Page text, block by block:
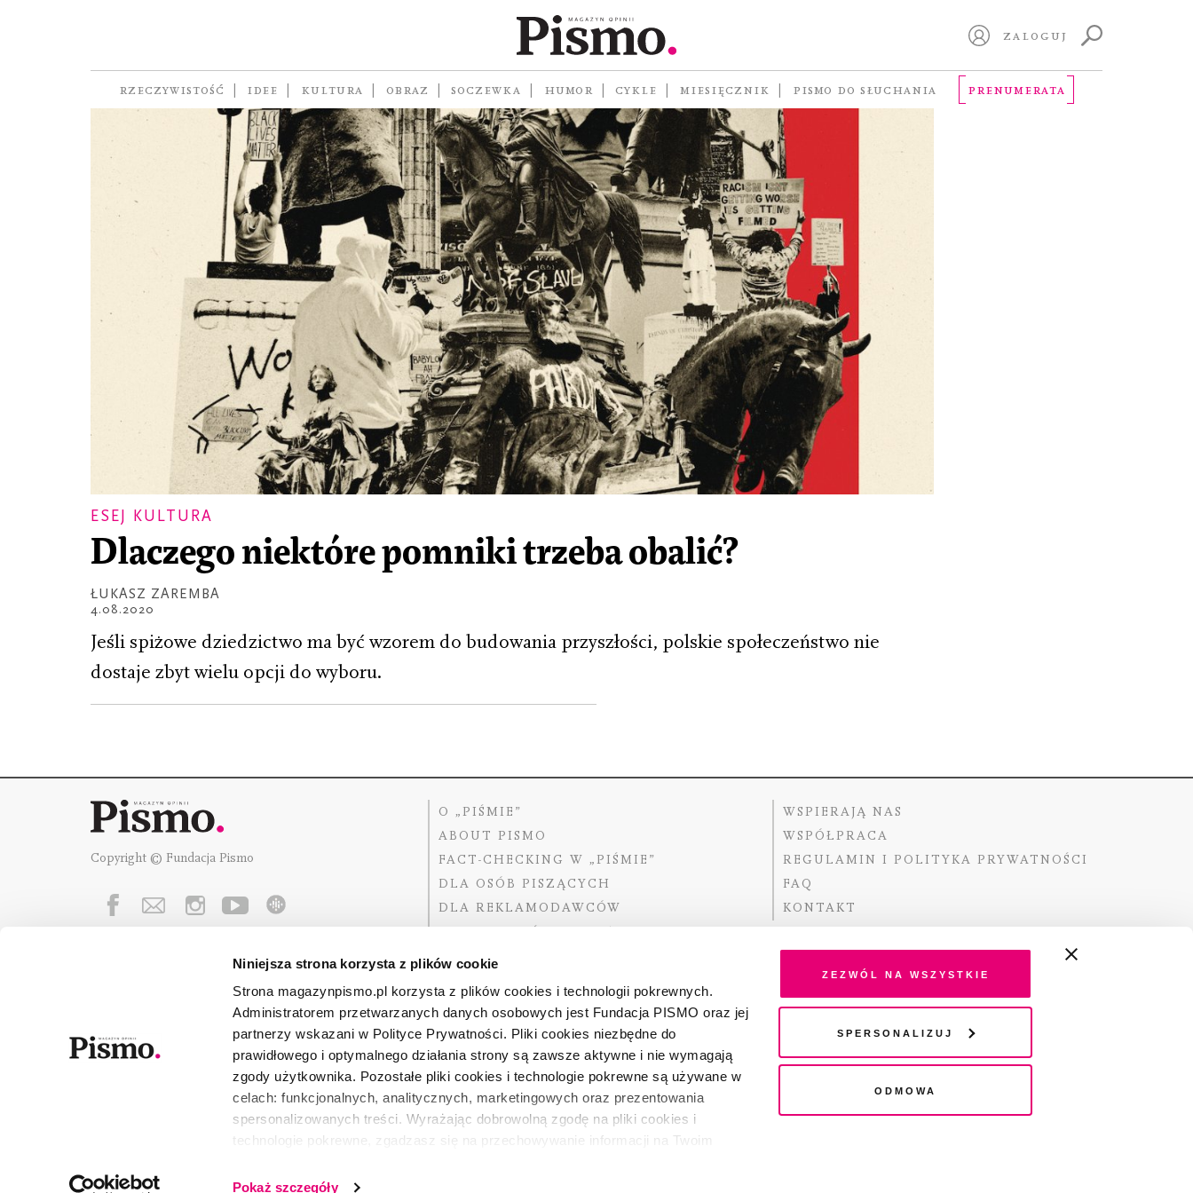
Niniejsza strona korzysta z plików cookie
Strona magazynpismo.pl korzysta z plików cookies i technologii pokrewnych.
Administratorem przetwarzanych danych osobowych jest Fundacja PISMO oraz jej
partnerzy wskazani w Polityce Prywatności. Pliki cookies niezbędne do
prawidłowego i optymalnego działania strony są zawsze aktywne i nie wymagają
zgody użytkownika. Pozostałe pliki cookies i technologie pokrewne są używane w
celach: funkcjonalnych, analitycznych, marketingowych oraz prezentowania
spersonalizowanych treści. Wyrażając dobrowolną zgodę na pliki cookies i
technologie pokrewne, zgadzasz się na przechowywanie informacji na Twoim
wszystkie lub niektóre pliki cookies i technologie pokrewne możesz w każdej chwili
Pokaż szczegóły
Zezwól na wszystkie
Spersonalizuj
Odmowa
ZALOGUJ
RZECZYWISTOŚĆ IDEE KULTURA OBRAZ SOCZEWKA HUMOR CYKLE MIESIĘCZNIK PISMO DO SŁUCHANIA PRENUMERATA
ESEJ KULTURA
Dlaczego niektóre pomniki trzeba obalić?
ŁUKASZ ZAREMBA
4.08.2020
Jeśli spiżowe dziedzictwo ma być wzorem do budowania przyszłości, polskie społeczeństwo nie
dostaje zbyt wielu opcji do wyboru.
Copyright © Fundacja Pismo
O „PIŚMIE”
ABOUT PISMO
FACT-CHECKING W „PIŚMIE”
DLA OSÓB PISZĄCYCH
DLA REKLAMODAWCÓW
WSPIERAJĄ NAS
WSPÓŁPRACA
REGULAMIN I POLITYKA PRYWATNOŚCI
FAQ
KONTAKT
Fundację Pismowspierają:
Dofinansowano ze środków Ministra Kultury i Dziedzictwa
Narodowego pochodzących z Funduszu Promocji Kultury –